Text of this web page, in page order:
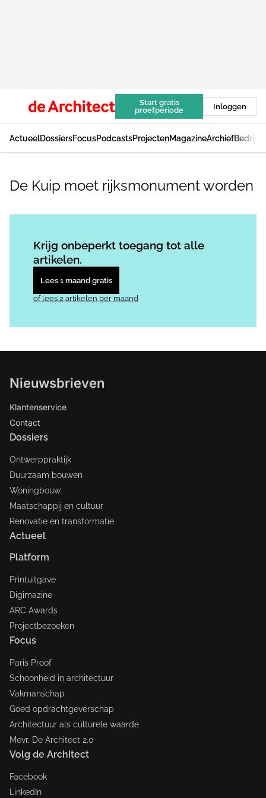
Start gratis
proefperiode
Inloggen
ActueelDossiersFocusPodcastsProjectenMagazineArchief
De Kuip moet rijksmonument worden
Krijg onbeperkt toegang tot alle
artikelen.
Lees 1 maand gratis
of lees 2 artikelen per maand
Nieuwsbrieven
Klantenservice
Contact
Dossiers
Ontwerppraktijk
Duurzaam bouwen
Woningbouw
Maatschappij en cultuur
Renovatie en transformatie
Actueel
Platform
Printuitgave
Digimazine
ARC Awards
Projectbezoeken
Focus
Paris Proof
Schoonheid in architectuur
Vakmanschap
Goed opdrachtgeverschap
Architectuur als culturele waarde
Mevr. De Architect 2.0
Volg de Architect
Facebook
LinkedIn